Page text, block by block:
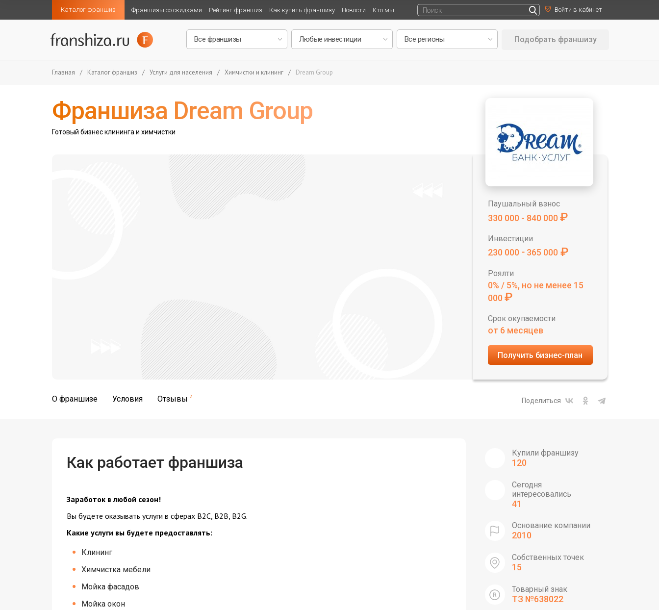
Каталог франшиз Франшизы со скидками Рейтинг франшиз Как купить франшизу Новости Кто мы Войти в кабинет
Подобрать франшизу
Главная / Каталог франшиз / Услуги для населения / Химчистки и клининг / Dream Group
Франшиза Dream Group
Готовый бизнес клининга и химчистки
Паушальный взнос
330 000 - 840 000 ₽
Инвестиции
230 000 - 365 000 ₽
Роялти
0% / 5%, но не менее 15
000 ₽
Срок окупаемости
от 6 месяцев
Получить бизнес-план
О франшизе Условия Отзывы 2 Поделиться
Как работает франшиза
Заработок в любой сезон!
Вы будете оказывать услуги в сферах B2C, B2B, B2G.
Какие услуги вы будете предоставлять:
Клининг
Химчистка мебели
Мойка фасадов
Мойка окон
Купили франшизу
120
Сегодня
интересовались
41
Основание компании
2010
Собственных точек
15
Товарный знак
ТЗ №638022